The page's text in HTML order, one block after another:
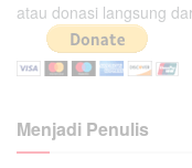
atau donasi langsung
Menjadi Penulis